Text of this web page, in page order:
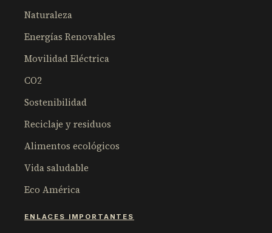
Naturaleza
Energías Renovables
Movilidad Eléctrica
CO2
Sostenibilidad
Reciclaje y residuos
Alimentos ecológicos
Vida saludable
Eco América
ENLACES IMPORTANTES